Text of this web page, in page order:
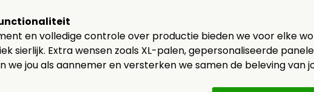
en volledige controle over productie bieden we voor elke
sierlijk. Extra wensen zoals XL-palen, gepersonaliseerde
we jou als aannemer en versterken we samen de beleving van